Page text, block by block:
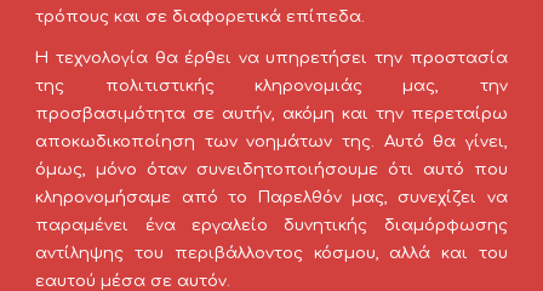
τρόπους και σε διαφορετικά επίπεδα.
Η τεχνολογία θα έρθει να υπηρετήσει την προστασία
της πολιτιστικής κληρονομιάς μας, την
προσβασιμότητα σε αυτήν, ακόμη και την περεταίρω
αποκωδικοποίηση των νοημάτων της. Αυτό θα γίνει,
όμως, μόνο όταν συνειδητοποιήσουμε ότι αυτό που
κληρονομήσαμε από το Παρελθόν μας, συνεχίζει να
παραμένει ένα εργαλείο δυνητικής διαμόρφωσης
αντίληψης του περιβάλλοντος κόσμου, αλλά και του
εαυτού μέσα σε αυτόν.